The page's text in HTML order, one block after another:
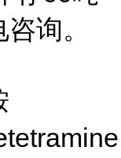
询。